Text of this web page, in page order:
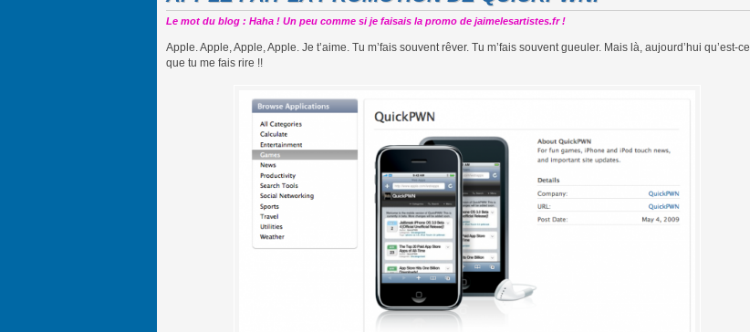
Le mot du blog : Haha ! Un peu comme si je faisais la promo de jaimelesartistes.fr !
Apple. Apple, Apple, Apple. Je t’aime. Tu m’fais souvent rêver. Tu m’fais souvent gueuler. Mais là, aujourd’hui qu’est-ce
que tu me fais rire !!